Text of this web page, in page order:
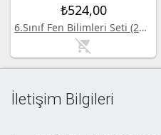
₺524,00
6.Sınıf Fen Bilimleri Seti (25-26)
remove_shopping_cart
İletişim Bilgileri